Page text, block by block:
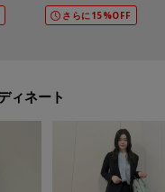
さらに15%OFF